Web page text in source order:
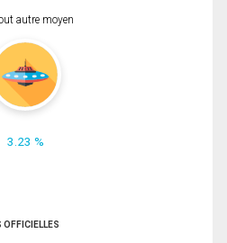
autre moyen
3.23 %
OFFICIELLES